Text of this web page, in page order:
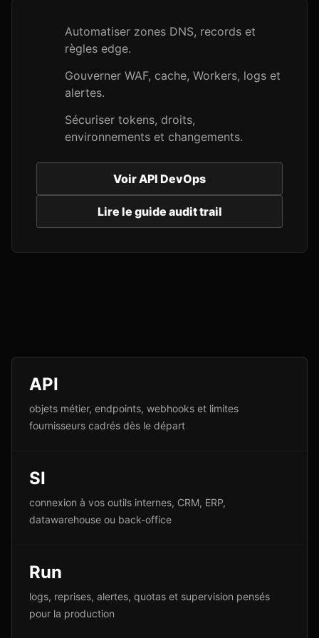
Automatiser zones DNS, records et
règles edge.
Gouverner WAF, cache, Workers, logs et
alertes.
Sécuriser tokens, droits,
environnements et changements.
Voir API DevOps
Lire le guide audit trail
API
objets métier, endpoints, webhooks et limites
fournisseurs cadrés dès le départ
SI
connexion à vos outils internes, CRM, ERP,
datawarehouse ou back-office
Run
logs, reprises, alertes, quotas et supervision pensés
pour la production